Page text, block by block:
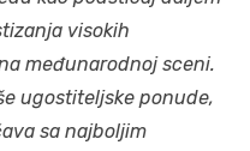
visokih
međunarodnoj sceni.
ugostiteljske ponude,
sa najboljim